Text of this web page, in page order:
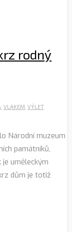
rodný
VLAKEM VÝLET
Národní muzeum
památníků,
uměleckým
dům je totiž